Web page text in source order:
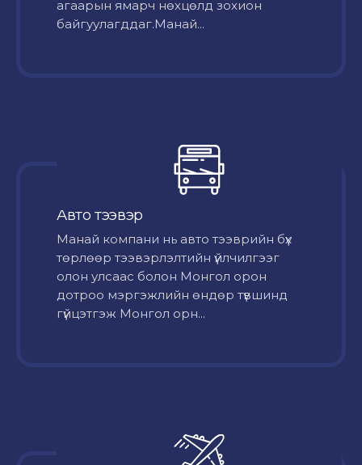
агаарын ямарч нөхцөлд зохион
байгуулагддаг.Манай...
Авто тээвэр
Mанай компани нь авто тээврийн бүх
төрлөөр тээвэрлэлтийн үйлчилгээг
олон улсаас болон Монгол орон
дотроо мэргэжлийн өндөр түвшинд
гүйцэтгэж Монгол орн...